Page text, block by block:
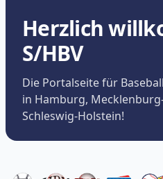
Herzlich
S/HBV
Die Portalseite für
in Hamburg,
Schleswig-Holstein!